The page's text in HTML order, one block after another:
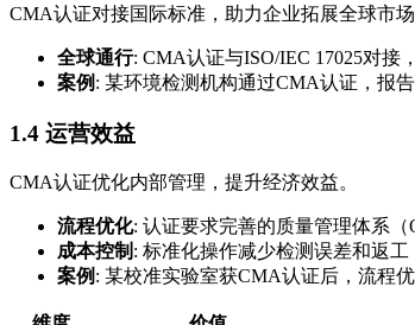
CMA认证对接国际标准，助力企业拓展全球市场
全球通行: CMA认证与ISO/IEC 17025对接
案例 : 某环境检测机构通过CMA认证，报
1.4 运营效益
CMA认证优化内部管理，提升经济效益。
流程优化: 认证要求完善的质量管理体系（
成本控制 : 标准化操作减少检测误差和返工
案例 : 某校准实验室获CMA认证后，流程